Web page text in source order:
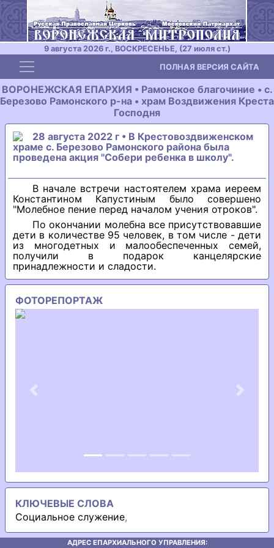
9 августа 2026 г., ВОСКРЕСЕНЬЕ, (27 июля ст.)
Toggle navigation ПОЛНАЯ ВЕРСИЯ САЙТА
ВОРОНЕЖСКАЯ ЕПАРХИЯ • Рамонское благочиние • с.
Березово Рамонского р-на • храм Воздвижения Креста
Господня
28 августа 2022 г • В Крестовоздвиженском
храме с. Березово Рамонского района была
проведена акция "Собери ребенка в школу".
В начале встречи настоятелем храма иереем
Константином Капустиным было совершено
"Молебное пение перед началом учения отроков".
По окончании молебна все присутствовавшие
дети в количестве 95 человек, в том числе - дети
из многодетных и малообеспеченных семей,
получили в подарок канцелярские
принадлежности и сладости.
ФОТОРЕПОРТАЖ
Previous Next
КЛЮЧЕВЫЕ СЛОВА
Социальное служение,
АДРЕС ЕПАРХИАЛЬНОГО УПРАВЛЕНИЯ: